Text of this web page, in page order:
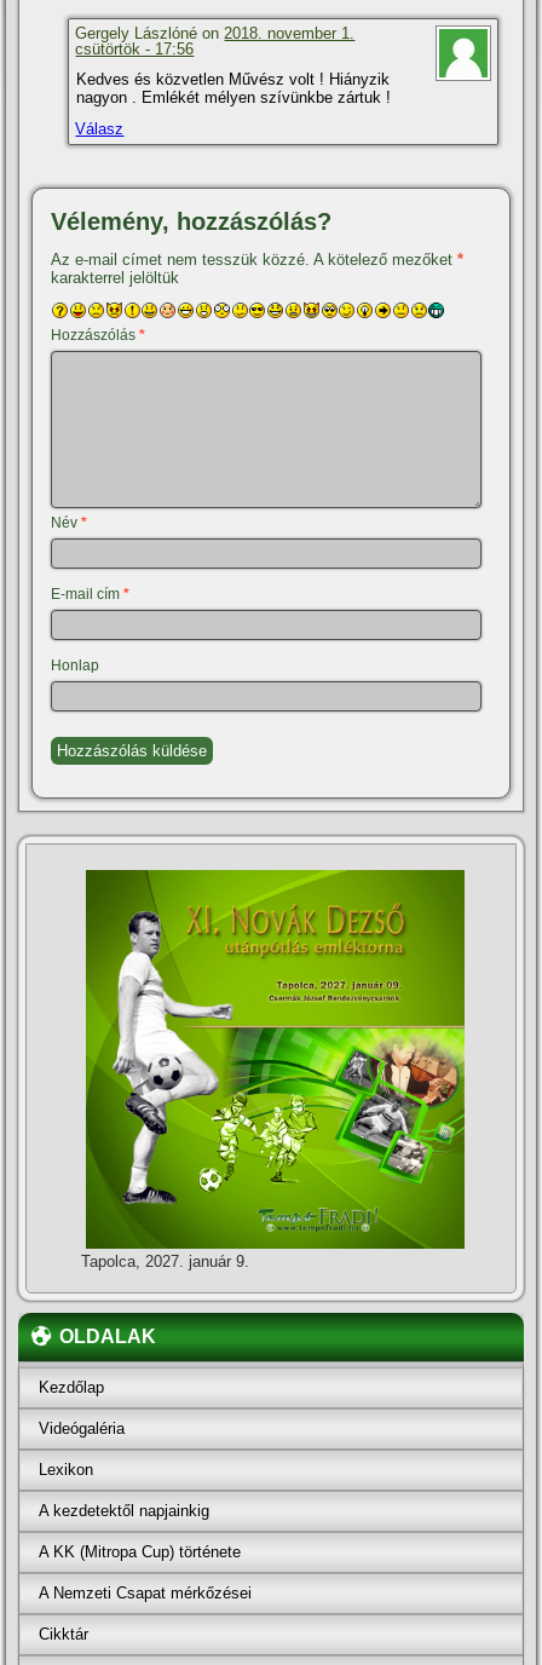
Gergely Lászlóné on2018. november 1.
csütörtök - 17:56
Kedves és közvetlen Művész volt ! Hiányzik
nagyon . Emlékét mélyen szí­vünkbe zártuk !
Válasz
Vélemény, hozzászólás?
Az e-mail címet nem tesszük közzé. A kötelező mezőket*
karakterrel jelöltük
Hozzászólás*
Név*
E-mail cím*
Honlap
Tapolca, 2027. január 9.
OLDALAK
Kezdőlap
Videógaléria
Lexikon
A kezdetektől napjainkig
A KK (Mitropa Cup) története
A Nemzeti Csapat mérkőzései
Cikktár